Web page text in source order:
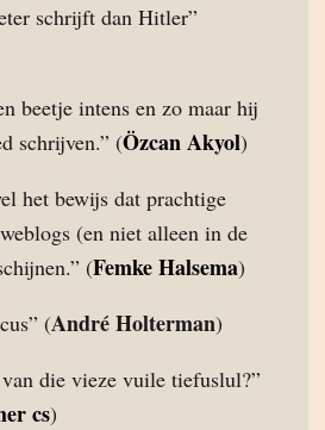
schrijft dan Hitler”
beetje intens en zo maar hij
schrijven.” (Özcan Akyol)
het bewijs dat prachtige
(en niet alleen in de
(Femke Halsema)
(André Holterman)
die vieze vuile tiefuslul?”
cs)